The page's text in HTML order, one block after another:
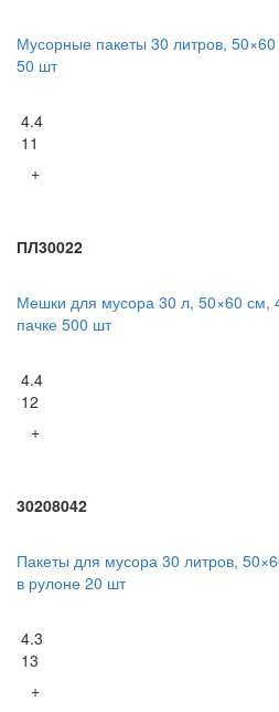
Мусорные пакеты 30 литров,
50 шт
4.4
11
+
ПЛ30022
Мешки для мусора 30 л, 50×60
пачке 500 шт
4.4
12
+
30208042
Пакеты для мусора 30 литров,
в рулоне 20 шт
4.3
13
+